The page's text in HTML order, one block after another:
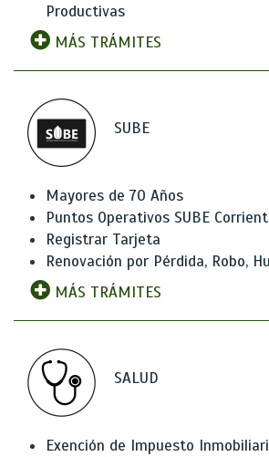
Productivas
MÁS TRÁMITES
SUBE
Mayores de 70 Años
Puntos Operativos SUBE
Registrar Tarjeta
Renovación por Pérdida, Robo,
MÁS TRÁMITES
SALUD
Exención de Impuesto